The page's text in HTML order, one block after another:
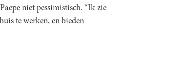
niet pessimistisch. “Ik zie
te werken, en bieden